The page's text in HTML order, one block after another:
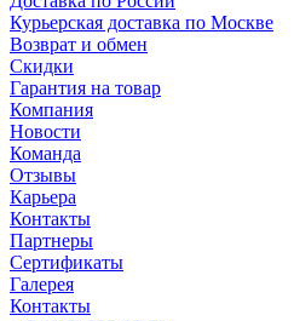
Курьерская доставка по Москве
Возврат и обмен
Скидки
Гарантия на товар
Компания
Новости
Команда
Отзывы
Карьера
Контакты
Партнеры
Сертификаты
Галерея
Контакты